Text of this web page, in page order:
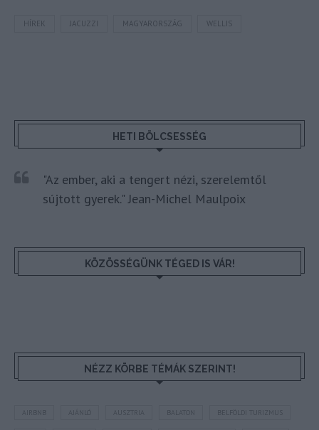
HÍREK JACUZZI MAGYARORSZÁG WELLIS
HETI BÖLCSESSÉG
"Az ember, aki a tengert nézi, szerelemtől
sújtott gyerek." Jean-Michel Maulpoix
KÖZÖSSÉGÜNK TÉGED IS VÁR!
NÉZZ KÖRBE TÉMÁK SZERINT!
AUSZTRIA BALATON BELFÖLDI TURIZMUS